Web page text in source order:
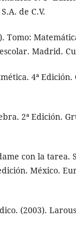
de C.V.
Tomo:
Madrid.
4ª
2ª Edición.
con la tarea.
México.
(2003).